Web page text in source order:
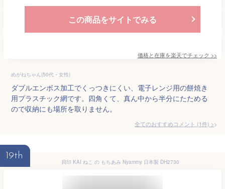
この商品をサイトでみる
価格と在庫を楽天でチェック >>
めがねちゃん(50代・女性)
ダブルエンボス加工でくっつきにくい、電子レンジ用の餅焼き
用プラスチック網です。四角くて、真ん中から半分にたためる
ので収納にも場所を取りません。
全てのおすすめコメント (1件) >
19th
貝印 KAI ねこ の もちあみ Nyammy 日本製 DH2730